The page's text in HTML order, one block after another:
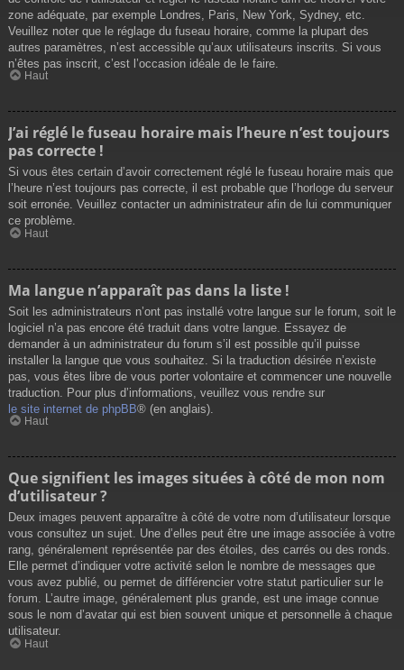
zone adéquate, par exemple Londres, Paris, New York, Sydney, etc.
Veuillez noter que le réglage du fuseau horaire, comme la plupart des
autres paramètres, n’est accessible qu’aux utilisateurs inscrits. Si vous
n’êtes pas inscrit, c’est l’occasion idéale de le faire.
Haut
J’ai réglé le fuseau horaire mais l’heure n’est toujours
pas correcte !
Si vous êtes certain d’avoir correctement réglé le fuseau horaire mais que
l’heure n’est toujours pas correcte, il est probable que l’horloge du serveur
soit erronée. Veuillez contacter un administrateur afin de lui communiquer
ce problème.
Haut
Ma langue n’apparaît pas dans la liste !
Soit les administrateurs n’ont pas installé votre langue sur le forum, soit le
logiciel n’a pas encore été traduit dans votre langue. Essayez de
demander à un administrateur du forum s’il est possible qu’il puisse
installer la langue que vous souhaitez. Si la traduction désirée n’existe
pas, vous êtes libre de vous porter volontaire et commencer une nouvelle
traduction. Pour plus d’informations, veuillez vous rendre sur
le site internet de phpBB® (en anglais).
Haut
Que signifient les images situées à côté de mon nom
d’utilisateur ?
Deux images peuvent apparaître à côté de votre nom d’utilisateur lorsque
vous consultez un sujet. Une d’elles peut être une image associée à votre
rang, généralement représentée par des étoiles, des carrés ou des ronds.
Elle permet d’indiquer votre activité selon le nombre de messages que
vous avez publié, ou permet de différencier votre statut particulier sur le
forum. L’autre image, généralement plus grande, est une image connue
sous le nom d’avatar qui est bien souvent unique et personnelle à chaque
utilisateur.
Haut